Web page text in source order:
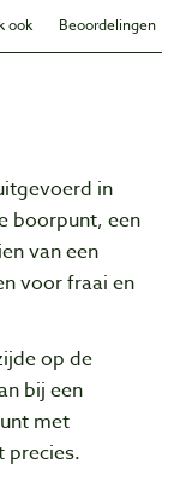
ook Beoordelingen
in
boorpunt, een
van een
voor fraai en
op de
bij een
met
precies.